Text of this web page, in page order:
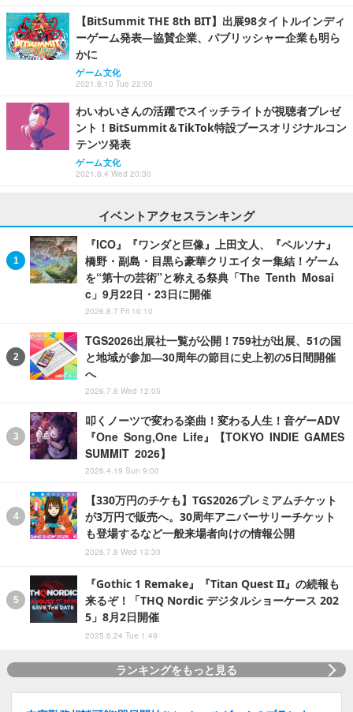
【BitSummit THE 8th BIT】出展98タイトルインディ
ーゲーム発表―協賛企業、パブリッシャー企業も明ら
かに
ゲーム文化
2021.8.10 Tue 22:00
わいわいさんの活躍でスイッチライトが視聴者プレゼ
ント！BitSummit＆TikTok特設ブースオリジナルコン
テンツ発表
ゲーム文化
2021.8.4 Wed 20:30
イベントアクセスランキング
『ICO』『ワンダと巨像』上田文人、『ペルソナ』
橋野・副島・目黒ら豪華クリエイター集結！ゲーム
を“第十の芸術”と称える祭典「The Tenth Mosai
c」9月22日・23日に開催
2026.8.7 Fri 10:10
TGS2026出展社一覧が公開！759社が出展、51の国
と地域が参加―30周年の節目に史上初の5日間開催
へ
2026.7.8 Wed 12:05
叩くノーツで変わる楽曲！変わる人生！音ゲーADV
『One Song,One Life』【TOKYO INDIE GAMES
SUMMIT 2026】
2026.4.19 Sun 9:00
【330万円のチケも】TGS2026プレミアムチケット
が3万円で販売へ。30周年アニバーサリーチケット
も登場するなど一般来場者向けの情報公開
2026.7.8 Wed 13:30
『Gothic 1 Remake』『Titan Quest II』の続報も
来るぞ！「THQ Nordic デジタルショーケース 202
5」8月2日開催
2025.6.24 Tue 1:49
ランキングをもっと見る